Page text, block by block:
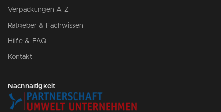
Verpackungen A-Z
Ratgeber & Fachwissen
Hilfe & FAQ
Kontakt
Nachhaltigkeit